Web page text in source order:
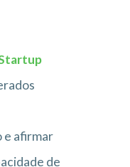
e afirmar
de